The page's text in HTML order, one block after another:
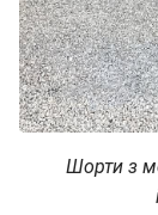
Шорти з